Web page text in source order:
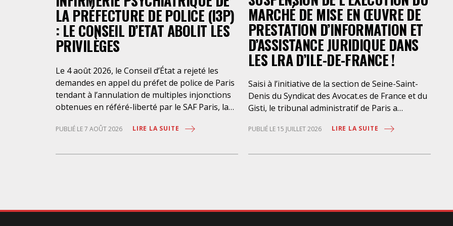
LA PRÉFECTURE DE POLICE (I3P)
: LE CONSEIL D’ETAT ABOLIT LES
PRIVILÈGES
Le 4 août 2026, le Conseil d’État a rejeté les
demandes en appel du préfet de police de Paris
tendant à l’annulation de multiples injonctions
obtenues en référé-liberté par le SAF Paris, la
Psychiatrie. Cette nouvelle décision confirme
personnes retenues à l’infirmerie psychiatrique
PUBLIÉ LE 7 AOÛT 2026 LIRE LA SUITE
MARCHÉ DE MISE EN ŒUVRE DE
PRESTATION D’INFORMATION ET
D’ASSISTANCE JURIDIQUE DANS
LES LRA D’ILE-DE-FRANCE !
Saisi à l’initiative de la section de Seine-Saint-
Denis du Syndicat des Avocat.es de France et du
Gisti, le tribunal administratif de Paris a
marché public visant à la « mise en œuvre de
juridique des étrangers maintenus dans les
PUBLIÉ LE 15 JUILLET 2026 LIRE LA SUITE